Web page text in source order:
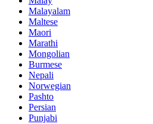
Malayalam
Maltese
Maori
Marathi
Mongolian
Burmese
Nepali
Norwegian
Pashto
Persian
Punjabi